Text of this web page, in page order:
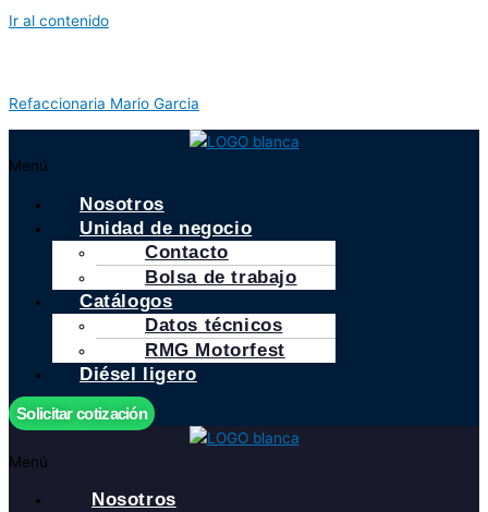
Ir al contenido
Refaccionaria Mario Garcia
Menú
Nosotros
Unidad de negocio
Contacto
Bolsa de trabajo
Catálogos
Datos técnicos
RMG Motorfest
Diésel ligero
Solicitar cotización
Menú
Nosotros